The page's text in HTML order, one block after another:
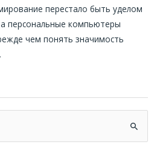
перестало быть уделом
персональные компьютеры
чем понять значимость